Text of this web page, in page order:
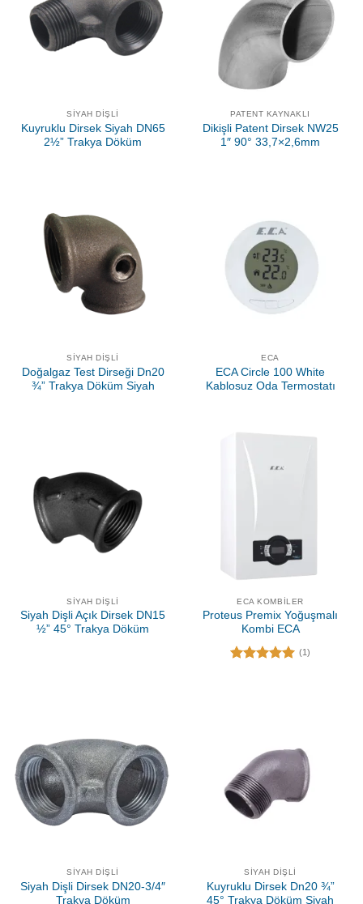
SIYAH DIŞLI
Kuyruklu Dirsek Siyah DN65
2½” Trakya Döküm
PATENT KAYNAKLI
Dikişli Patent Dirsek NW25
1″ 90° 33,7×2,6mm
SIYAH DIŞLI
Doğalgaz Test Dirseği Dn20
¾” Trakya Döküm Siyah
ECA
ECA Circle 100 White
Kablosuz Oda Termostatı
SIYAH DIŞLI
Siyah Dişli Açık Dirsek DN15
½” 45° Trakya Döküm
ECA KOMBILER
Proteus Premix Yoğuşmalı
Kombi ECA
(1)
SIYAH DIŞLI
Siyah Dişli Dirsek DN20-3/4″
Trakya Döküm
SIYAH DIŞLI
Kuyruklu Dirsek Dn20 ¾”
45° Trakya Döküm Siyah